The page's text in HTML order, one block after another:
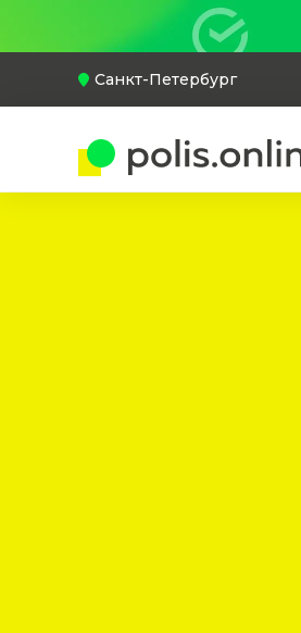
Санкт-Петербург